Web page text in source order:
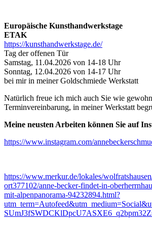
Europäische Kunsthandwerkstage
ETAK
https://kunsthandwerkstage.de/
Tag der offenen Tür
Samstag, 11.04.2026 von 14-18 Uhr
Sonntag, 12.04.2026 von 14-17 Uhr
bei mir in meiner Goldschmiede Werkstatt
Natürlich freue ich mich auch Sie wie
Terminvereinbarung, in meiner Werkstatt
Meine neusten Arbeiten können Sie auf
https://www.instagram.com/
https://www.merkur.de/lokales/
ort377102/anne-becker-findet-in-
mit-alpenpanorama-94232894.html?